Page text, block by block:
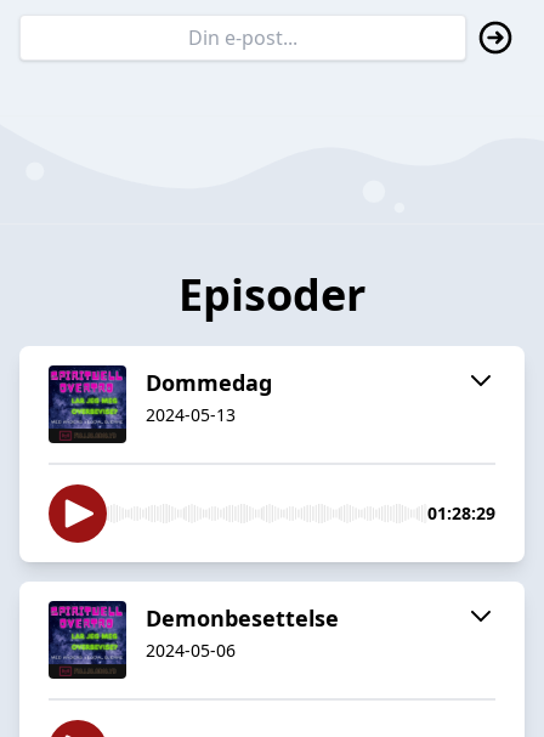
Episoder
Dommedag
2024-05-13
01:28:29
Demonbesettelse
2024-05-06